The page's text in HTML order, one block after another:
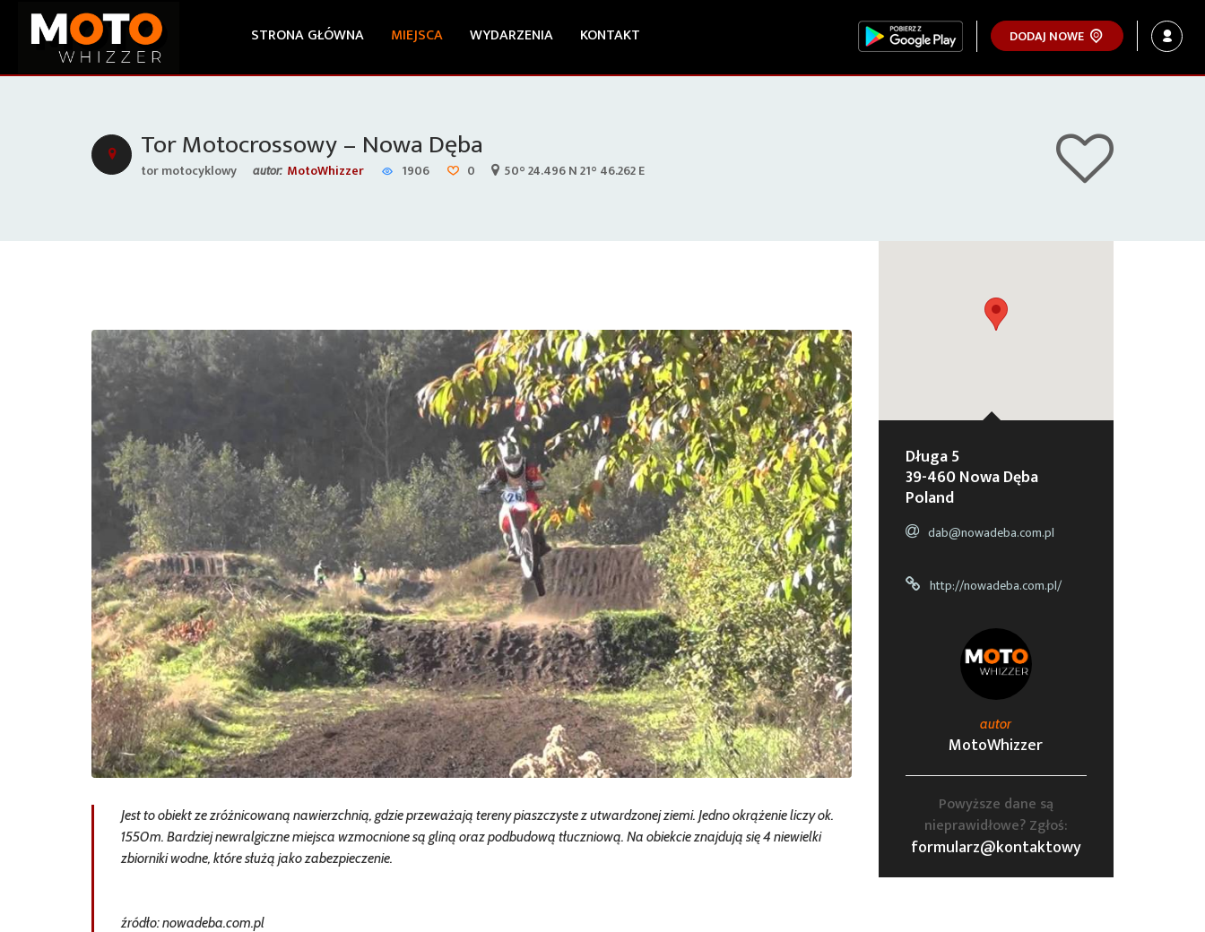
STRONA GŁÓWNA MIEJSCA WYDARZENIA KONTAKT DODAJ NOWE
Tor Motocrossowy – Nowa Dęba
tor motocyklowy autor: MotoWhizzer 1906 0 50° 24.496 N 21° 46.262 E
Jest to obiekt ze zróżnicowaną nawierzchnią, gdzie przeważają tereny piaszczyste z utwardzonej ziemi. Jedno okrążenie liczy ok.
1550m. Bardziej newralgiczne miejsca wzmocnione są gliną oraz podbudową tłuczniową. Na obiekcie znajdują się 4 niewielki
zbiorniki wodne, które służą jako zabezpieczenie.
źródło: nowadeba.com.pl
Długa 5
39-460 Nowa Dęba
Poland
dab@nowadeba.com.pl
http://nowadeba.com.pl/
autor
MotoWhizzer
Powyższe dane są
nieprawidłowe? Zgłoś:
formularz@kontaktowy